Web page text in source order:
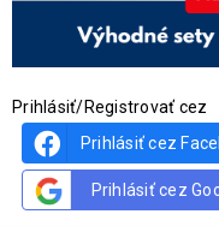
Prihlásiť/Registrovať cez
Prihlásiť cez
Prihlásiť cez